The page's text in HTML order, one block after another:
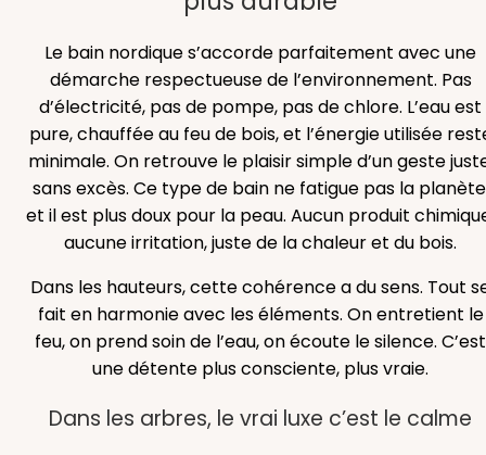
Le bain nordique s’accorde parfaitement avec une
démarche respectueuse de l’environnement. Pas
d’électricité, pas de pompe, pas de chlore. L’eau est
pure, chauffée au feu de bois, et l’énergie utilisée
minimale. On retrouve le plaisir simple d’un geste
sans excès. Ce type de bain ne fatigue pas la
et il est plus doux pour la peau. Aucun produit
aucune irritation, juste de la chaleur et du bois.
Dans les hauteurs, cette cohérence a du sens. Tout
fait en harmonie avec les éléments. On entretient le
feu, on prend soin de l’eau, on écoute le silence. C’est
une détente plus consciente, plus vraie.
Dans les arbres, le vrai luxe c’est le calme